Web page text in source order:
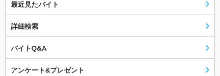
最近見たバイト
詳細検索
バイトQ&A
アンケート&プレゼント